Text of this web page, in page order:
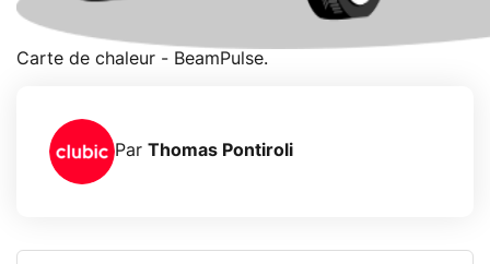
Carte de chaleur - BeamPulse.
Par Thomas Pontiroli